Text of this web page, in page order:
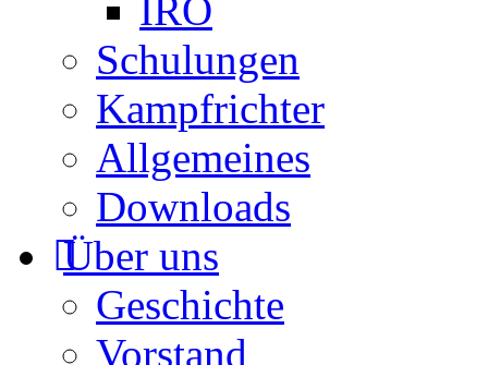
IRO
Schulungen
Kampfrichter
Allgemeines
Downloads
Über uns
Geschichte
Vorstand